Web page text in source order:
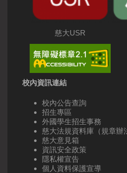
慈大USR
校內資訊連結
校內公告查詢
招生專區
外國學生招生事務
慈大法規資料庫（規章辦
慈大意見箱
資訊安全政策
隱私權宣告
個人資料保護宣導